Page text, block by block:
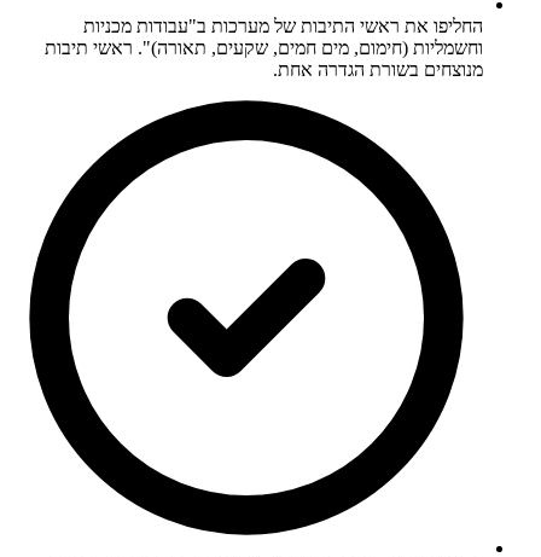
החליפו את ראשי התיבות של מערכות ב"עבודות מכניות
וחשמליות (חימום, מים חמים, שקעים, תאורה)". ראשי תיבות
מנוצחים בשורת הגדרה אחת.